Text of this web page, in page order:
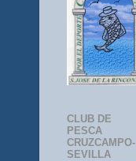
CLUB DE
PESCA
CRUZCAMPO-
SEVILLA